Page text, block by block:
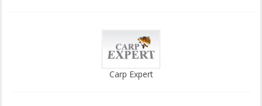
Carp Expert